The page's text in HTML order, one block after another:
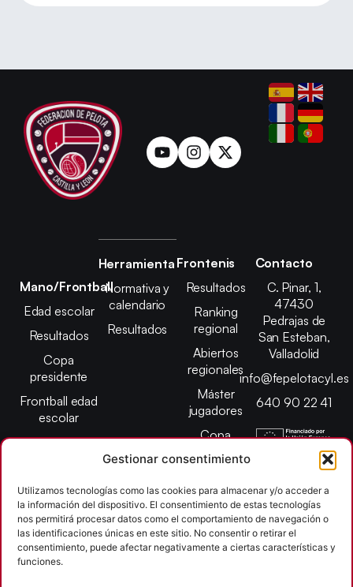
Gestionar consentimiento
Utilizamos tecnologías como las cookies para almacenar y/o acceder a
la información del dispositivo. El consentimiento de estas tecnologías
nos permitirá procesar datos como el comportamiento de navegación o
las identificaciones únicas en este sitio. No consentir o retirar el
consentimiento, puede afectar negativamente a ciertas características y
funciones.
Mano/Frontball
Edad escolar
Resultados
Copa
presidente
Frontball edad
escolar
Herramienta
Normativa y
calendario
Resultados
Frontenis
Resultados
Ranking
regional
Abiertos
regionales
Máster
jugadores
Copa
presidente
escolar
Campeonato
provincial
León
Contacto
C. Pinar, 1,
47430
Pedrajas de
San Esteban,
Valladolid
info@fepelotacyl.es
640 90 22 41